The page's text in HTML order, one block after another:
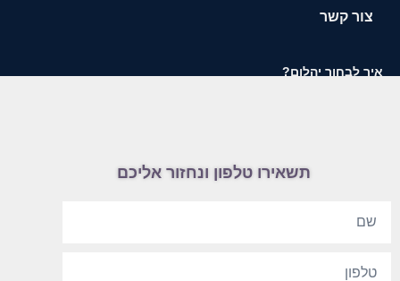
צור קשר
איך לבחור יהלום?
תשאירו טלפון ונחזור אליכם